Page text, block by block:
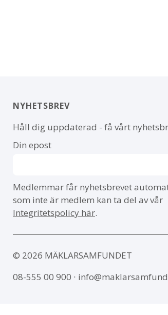
NYHETSBREV
Håll dig uppdaterad - få vårt
Din epost
Medlemmar får nyhetsbrevet
som inte är medlem kan ta del av vår
Integritetspolicy här.
© 2026 MÄKLARSAMFUNDET
08-555 00 900 ∙